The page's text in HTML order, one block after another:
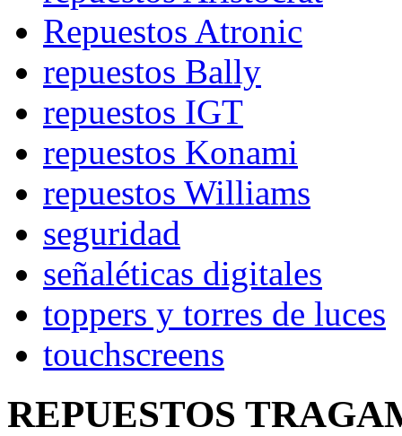
Repuestos Atronic
repuestos Bally
repuestos IGT
repuestos Konami
repuestos Williams
seguridad
señaléticas digitales
toppers y torres de luces
touchscreens
REPUESTOS